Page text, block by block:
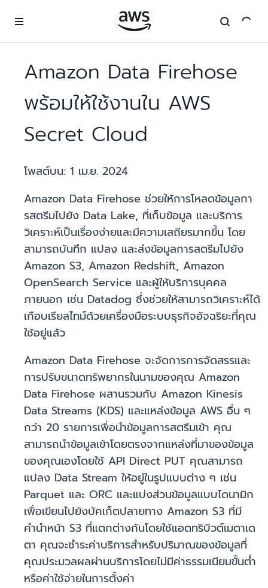
Amazon Data Firehose
พร้อมให้ใช้งานใน AWS
Secret Cloud
โพสต์บน: 1 เม.ย. 2024
Amazon Data Firehose ช่วยให้การโหลดข้อมูลกา
รสตรีมไปยัง Data Lake, ที่เก็บข้อมูล และบริการ
วิเคราะห์เป็นเรื่องง่ายและมีความเสถียรมากขึ้น โดย
สามารถบันทึก แปลง และส่งข้อมูลการสตรีมไปยัง
Amazon S3, Amazon Redshift, Amazon
OpenSearch Service และผู้ให้บริการบุคคล
ภายนอก เช่น Datadog ซึ่งช่วยให้สามารถวิเคราะห์ได้
เกือบเรียลไทม์ด้วยเครื่องมือระบบธุรกิจอัจฉริยะที่คุณ
ใช้อยู่แล้ว
Amazon Data Firehose จะจัดการการจัดสรรและ
การปรับขนาดทรัพยากรในนามของคุณ Amazon
Data Firehose ผสานรวมกับ Amazon Kinesis
Data Streams (KDS) และแหล่งข้อมูล AWS อื่น ๆ
กว่า 20 รายการเพื่อนำข้อมูลการสตรีมเข้า คุณ
สามารถนำข้อมูลเข้าโดยตรงจากแหล่งที่มาของข้อมูล
ของคุณเองโดยใช้ API Direct PUT คุณสามารถ
แปลง Data Stream ให้อยู่ในรูปแบบต่าง ๆ เช่น
Parquet และ ORC และแบ่งส่วนข้อมูลแบบไดนามิก
เพื่อเขียนไปยังบัคเก็ตปลายทาง Amazon S3 ที่มี
คำนำหน้า S3 ที่แตกต่างกันโดยใช้แอตทริบิวต์เมตาเด
ตา คุณจะชำระค่าบริการสำหรับปริมาณของข้อมูลที่
คุณประมวลผลผ่านบริการโดยไม่มีค่าธรรมเนียมขั้นต่ำ
หรือค่าใช้จ่ายในการตั้งค่า